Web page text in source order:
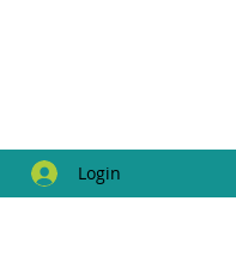
Login